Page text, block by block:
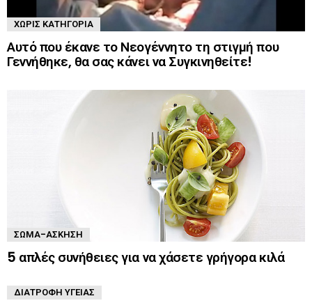
ΧΩΡΊΣ ΚΑΤΗΓΟΡΊΑ
Αυτό που έκανε το Νεογέννητο τη στιγμή που
Γεννήθηκε, θα σας κάνει να Συγκινηθείτε!
ΣΏΜΑ-ΆΣΚΗΣΗ
5 απλές συνήθειες για να χάσετε γρήγορα κιλά
ΔΙΑΤΡΟΦΉ ΥΓΕΊΑΣ